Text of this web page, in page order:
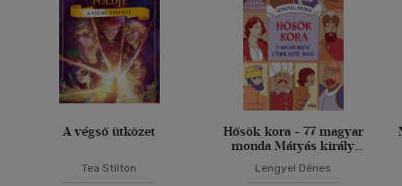
A végső ütközet
Tea Stilton
Hősök kora - 77 magyar
monda Mátyás király
Lengyel Dénes